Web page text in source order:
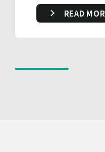
当社は、個人情報を適切
・ 個人情報の取扱状況に
READ